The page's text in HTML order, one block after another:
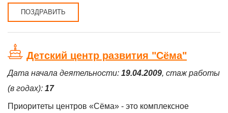
ПОЗДРАВИТЬ
Детский центр развития "Сёма"
Дата начала деятельности: 19.04.2009, стаж работы
(в годах): 17
Приоритеты центров «Сёма» - это комплексное